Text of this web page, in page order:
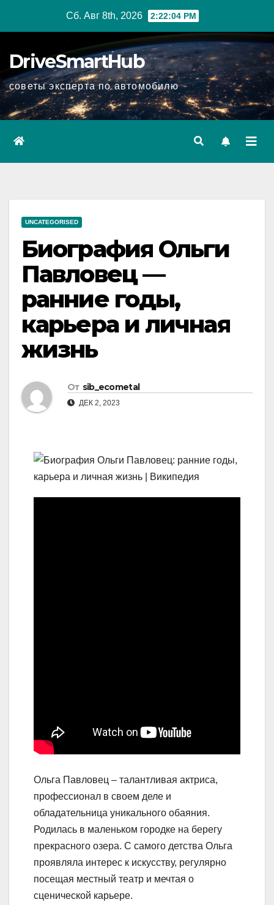
Сб. Авг 8th, 2026 2:22:05 PM
DriveSmartHub
советы эксперта по автомобилю
UNCATEGORISED
Биография Ольги
Павловец —
ранние годы,
карьера и личная
жизнь
От sib_ecometal
ДЕК 2, 2023
Ольга Павловец – талантливая актриса,
профессионал в своем деле и
обладательница уникального обаяния.
Родилась в маленьком городке на берегу
прекрасного озера. С самого детства Ольга
проявляла интерес к искусству, регулярно
посещая местный театр и мечтая о
сценической карьере.